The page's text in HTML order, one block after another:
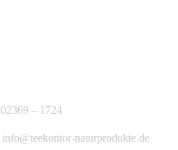
02369 – 1724
info@teekontor-naturprodukte.de